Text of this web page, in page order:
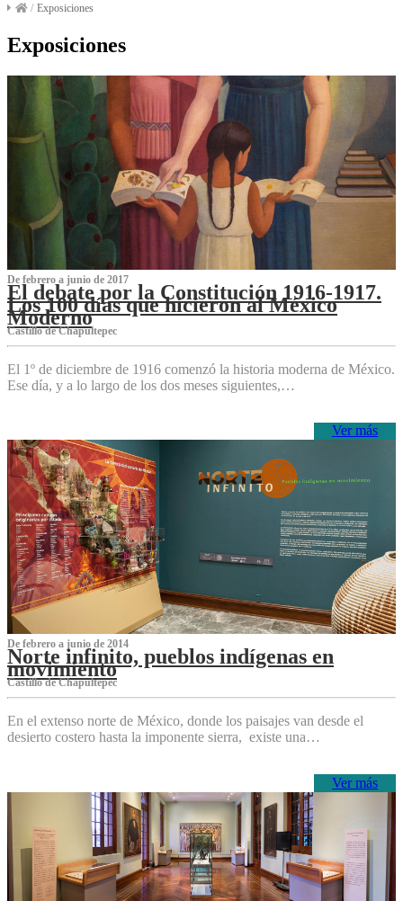
/ Exposiciones
Exposiciones
De febrero a junio de 2017
El debate por la Constitución 1916-1917.
Los 100 días que hicieron al México
Moderno
Castillo de Chapultepec
El 1º de diciembre de 1916 comenzó la historia moderna de México.
Ese día, y a lo largo de los dos meses siguientes,…
Ver más
De febrero a junio de 2014
Norte infinito, pueblos indígenas en
movimiento
Castillo de Chapultepec
En el extenso norte de México, donde los paisajes van desde el
desierto costero hasta la imponente sierra, existe una…
Ver más